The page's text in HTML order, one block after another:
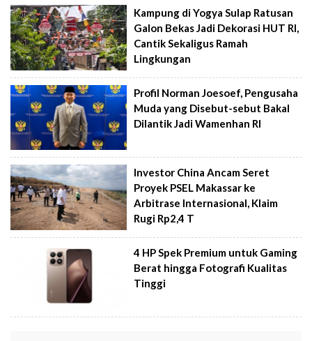
Kampung di Yogya Sulap Ratusan
Galon Bekas Jadi Dekorasi HUT RI,
Cantik Sekaligus Ramah
Lingkungan
Profil Norman Joesoef, Pengusaha
Muda yang Disebut-sebut Bakal
Dilantik Jadi Wamenhan RI
Investor China Ancam Seret
Proyek PSEL Makassar ke
Arbitrase Internasional, Klaim
Rugi Rp2,4 T
4 HP Spek Premium untuk Gaming
Berat hingga Fotografi Kualitas
Tinggi